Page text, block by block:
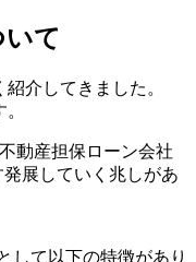
いて
介してきました。
動産担保ローン会社
展していく兆しがあ
して以下の特徴があり